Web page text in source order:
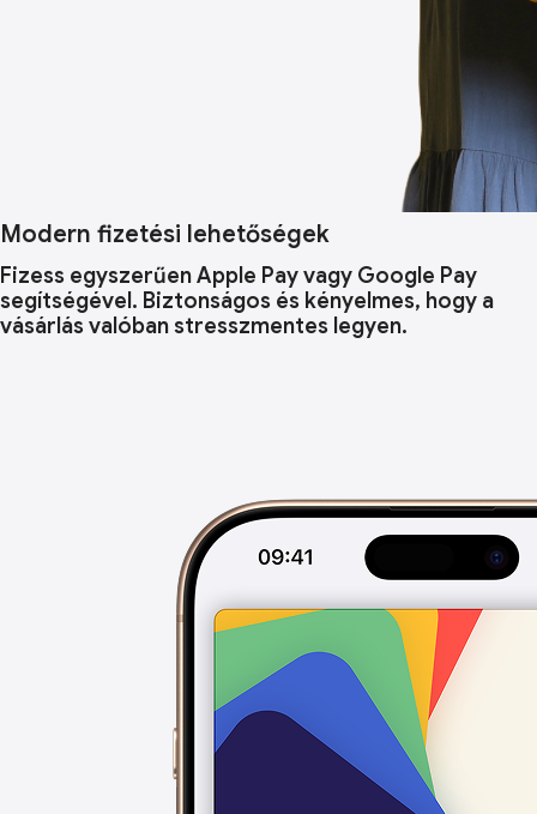
Modern fizetési lehetőségek
Fizess egyszerűen Apple Pay vagy Google Pay
segítségével. Biztonságos és kényelmes, hogy a
vásárlás valóban stresszmentes legyen.